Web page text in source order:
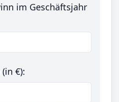
im Geschäftsjahr
€):